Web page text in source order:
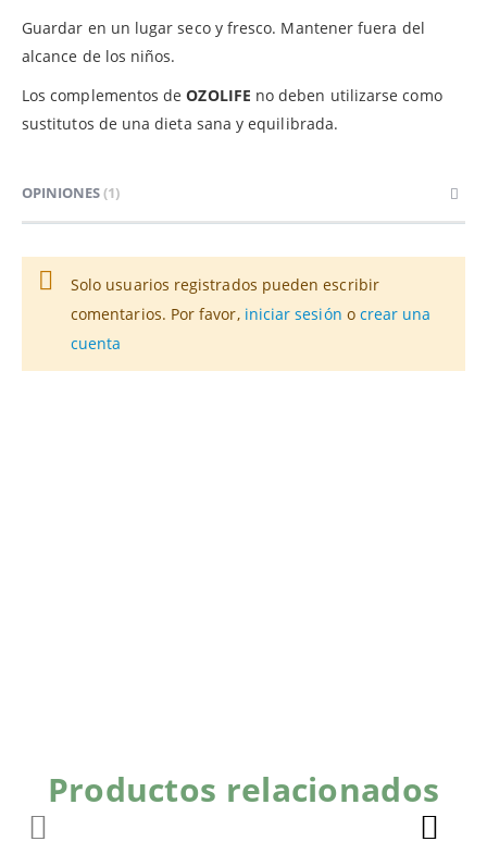
Guardar en un lugar seco y fresco. Mantener fuera del
alcance de los niños.
Los complementos deOZOLIFE no deben utilizarse como
sustitutos de una dieta sana y equilibrada.
OPINIONES 1
Solo usuarios registrados pueden escribir
comentarios. Por favor, iniciar sesión o crear una
cuenta
Productos relacionados